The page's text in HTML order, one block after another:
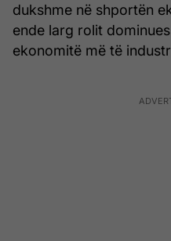
dukshme në shportën
ende larg rolit
ekonomitë më të